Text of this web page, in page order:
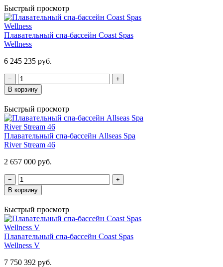
Быстрый просмотр
Плавательный спа-бассейн Coast Spas
Wellness
6 245 235 руб.
−
+
В корзину
Быстрый просмотр
Плавательный спа-бассейн Allseas Spa
River Stream 46
2 657 000 руб.
−
+
В корзину
Быстрый просмотр
Плавательный спа-бассейн Coast Spas
Wellness V
7 750 392 руб.